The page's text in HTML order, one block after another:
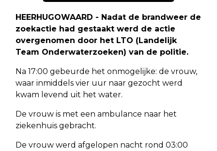
HEERHUGOWAARD - Nadat de brandweer de
zoekactie had gestaakt werd de actie
overgenomen door het LTO (Landelijk
Team Onderwaterzoeken) van de politie.
Na 17:00 gebeurde het onmogelijke: de vrouw,
waar inmiddels vier uur naar gezocht werd
kwam levend uit het water.
De vrouw is met een ambulance naar het
ziekenhuis gebracht.
De vrouw werd afgelopen nacht rond 03:00